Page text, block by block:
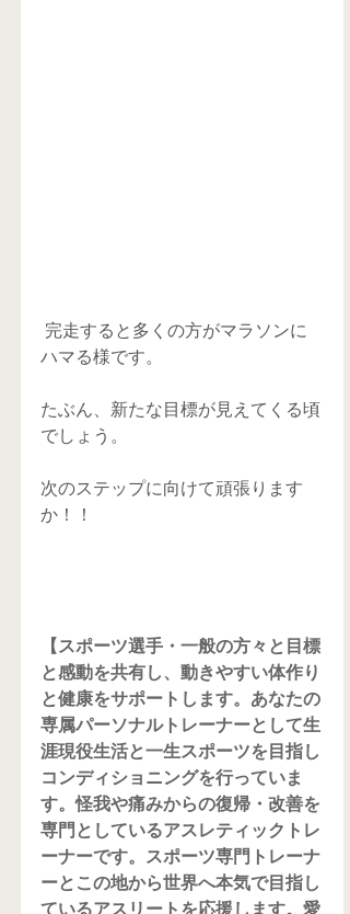
ハマる様です。
たぶん、新たな目標が見えてくる頃
でしょう。
次のステップに向けて頑張ります
か！！
【スポーツ選手・一般の方々と目標
と感動を共有し、動きやすい体作り
と健康をサポートします。あなたの
専属パーソナルトレーナーとして生
涯現役生活と一生スポーツを目指し
コンディショニングを行っていま
す。怪我や痛みからの復帰・改善を
専門としているアスレティックトレ
ーナーです。スポーツ専門トレーナ
ーとこの地から世界へ本気で目指し
ているアスリートを応援します。愛